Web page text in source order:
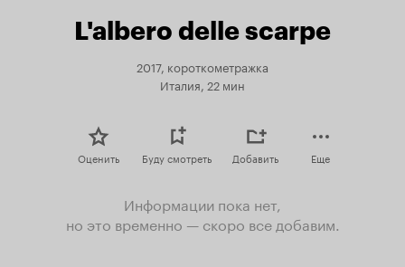
L'albero delle scarpe
2017, короткометражка
Италия, 22 мин
Оценить Буду смотреть Добавить Еще
Информации пока нет,
но это временно — скоро все добавим.